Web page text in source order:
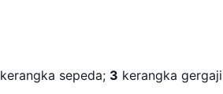
kerangka sepeda; 3 kerangka gergaji